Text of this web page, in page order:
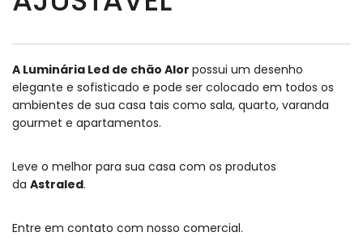
A Luminária Led de chão Alor possui um desenho
elegante e sofisticado e pode ser colocado em todos os
ambientes de sua casa tais como sala, quarto, varanda
gourmet e apartamentos.
Leve o melhor para sua casa com os produtos
da Astraled.
Entre em contato com nosso comercial.